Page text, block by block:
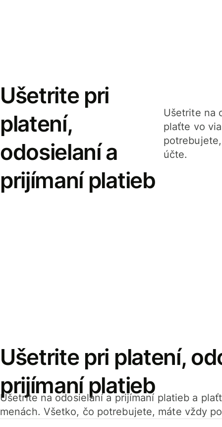
Ušetrite pri
platení,
odosielaní a
prijímaní platieb
Ušetrite na
plaťte vo
účte.
Ušetrite pri platení,
prijímaní platieb
Ušetrite na odosielaní a prijímaní platieb a
menách. Všetko, čo potrebujete, máte vždy